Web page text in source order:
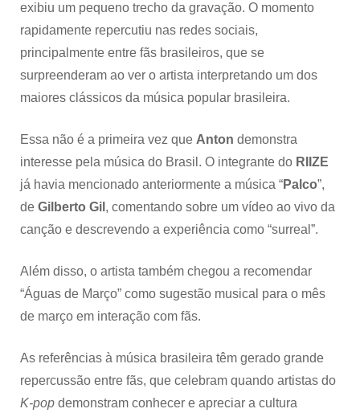
exibiu um pequeno trecho da gravação. O momento
rapidamente repercutiu nas redes sociais,
principalmente entre fãs brasileiros, que se
surpreenderam ao ver o artista interpretando um dos
maiores clássicos da música popular brasileira.
Essa não é a primeira vez que Anton demonstra
interesse pela música do Brasil. O integrante do RIIZE
já havia mencionado anteriormente a música “Palco”,
de Gilberto Gil , comentando sobre um vídeo ao vivo da
canção e descrevendo a experiência como “surreal”.
Além disso, o artista também chegou a recomendar
“Águas de Março” como sugestão musical para o mês
de março em interação com fãs.
As referências à música brasileira têm gerado grande
repercussão entre fãs, que celebram quando artistas do
K-pop demonstram conhecer e apreciar a cultura